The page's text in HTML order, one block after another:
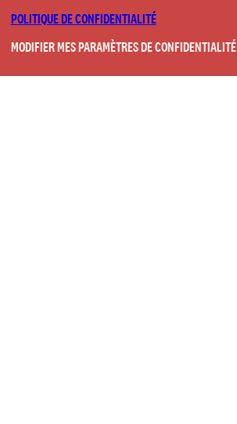
POLITIQUE DE CONFIDENTIALITÉ
MODIFIER MES PARAMÈTRES DE CONFIDENTIALITÉ